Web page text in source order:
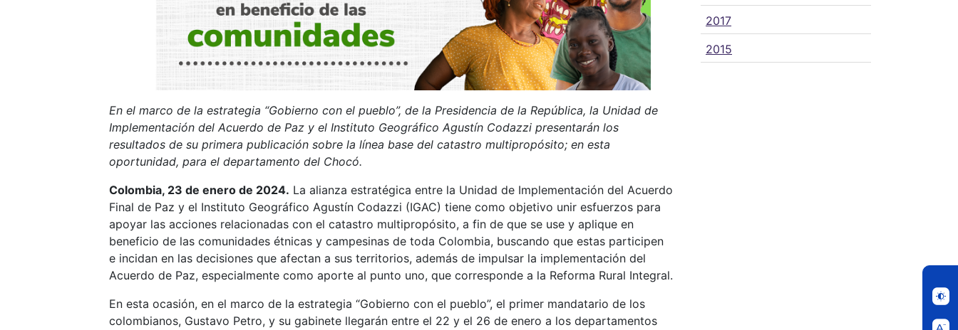
En el marco de la estrategia “Gobierno con el pueblo”, de la Presidencia de la República, la Unidad de
Implementación del Acuerdo de Paz y el Instituto Geográfico Agustín Codazzi presentarán los
resultados de su primera publicación sobre la línea base del catastro multipropósito; en esta
oportunidad, para el departamento del Chocó.
Colombia, 23 de enero de 2024. La alianza estratégica entre la Unidad de Implementación del Acuerdo
Final de Paz y el Instituto Geográfico Agustín Codazzi (IGAC) tiene como objetivo unir esfuerzos para
apoyar las acciones relacionadas con el catastro multipropósito, a fin de que se use y aplique en
beneficio de las comunidades étnicas y campesinas de toda Colombia, buscando que estas participen
e incidan en las decisiones que afectan a sus territorios, además de impulsar la implementación del
Acuerdo de Paz, especialmente como aporte al punto uno, que corresponde a la Reforma Rural Integral.
En esta ocasión, en el marco de la estrategia “Gobierno con el pueblo”, el primer mandatario de los
colombianos, Gustavo Petro, y su gabinete llegarán entre el 22 y el 26 de enero a los departamentos
2017
2015